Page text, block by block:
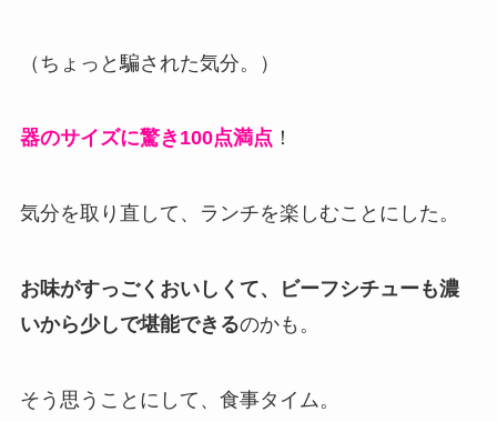
（ちょっと騙された気分。）
器のサイズに驚き100点満点 ！
気分を取り直して、ランチを楽しむことにした。
お味がすっごくおいしくて、ビーフシチューも濃
いから少しで堪能できるのかも。
そう思うことにして、食事タイム。